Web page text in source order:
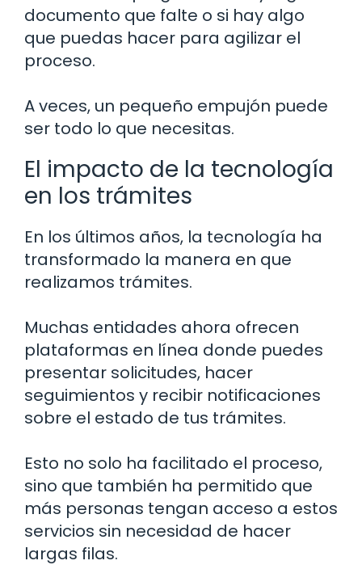
documento que falte o si hay algo
que puedas hacer para agilizar el
proceso.
A veces, un pequeño empujón puede
ser todo lo que necesitas.
El impacto de la tecnología
en los trámites
En los últimos años, la tecnología ha
transformado la manera en que
realizamos trámites.
Muchas entidades ahora ofrecen
plataformas en línea donde puedes
presentar solicitudes, hacer
seguimientos y recibir notificaciones
sobre el estado de tus trámites.
Esto no solo ha facilitado el proceso,
sino que también ha permitido que
más personas tengan acceso a estos
servicios sin necesidad de hacer
largas filas.